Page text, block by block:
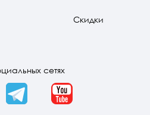
Скидки
сетях
Telegram YouTube